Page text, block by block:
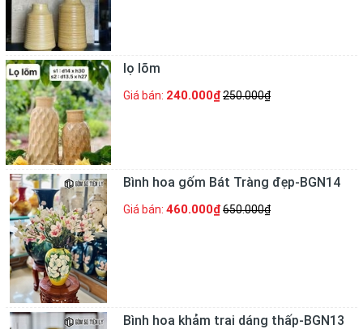
lọ lõm
Giá bán: 240.000₫250.000₫
Bình hoa gốm Bát Tràng đẹp-BGN14
Giá bán: 460.000₫650.000₫
Bình hoa khảm trai dáng thấp-BGN13